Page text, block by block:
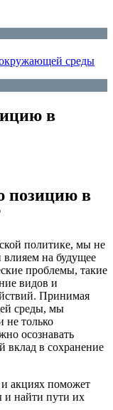
окружающей среды
в
позицию в
политике, мы не
на будущее
проблемы, такие
видов и
Принимая
среды, мы
не только
осознавать
вклад в сохранение
и акциях поможет
и найти пути их